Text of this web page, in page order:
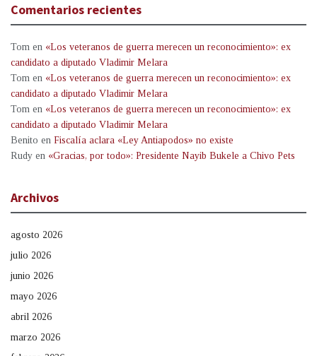
Comentarios recientes
Tom en «Los veteranos de guerra merecen un reconocimiento»: ex
candidato a diputado Vladimir Melara
Tom en «Los veteranos de guerra merecen un reconocimiento»: ex
candidato a diputado Vladimir Melara
Tom en «Los veteranos de guerra merecen un reconocimiento»: ex
candidato a diputado Vladimir Melara
Benito en Fiscalía aclara «Ley Antiapodos» no existe
Rudy en «Gracias, por todo»: Presidente Nayib Bukele a Chivo Pets
Archivos
agosto 2026
julio 2026
junio 2026
mayo 2026
abril 2026
marzo 2026